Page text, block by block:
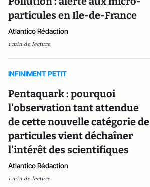
particules en Ile-de-France
Atlantico Rédaction
1 min de lecture
INFINIMENT PETIT
Pentaquark : pourquoi
l'observation tant attendue
de cette nouvelle catégorie de
particules vient déchaîner
l'intérêt des scientifiques
Atlantico Rédaction
1 min de lecture